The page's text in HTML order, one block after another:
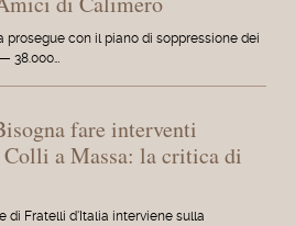
prosegue con il piano di soppressione dei
38.000…
fare interventi
a Massa: la critica di
di Fratelli d'Italia interviene sulla